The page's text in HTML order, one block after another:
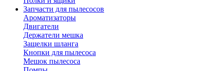
Запчасти для пылесосов
Ароматизаторы
Двигатели
Держатели мешка
Защелки шланга
Кнопки для пылесоса
Мешок пылесоса